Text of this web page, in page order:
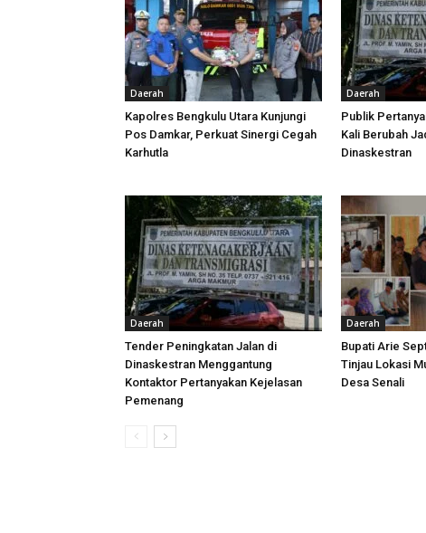
Daerah
Kapolres Bengkulu Utara Kunjungi
Pos Damkar, Perkuat Sinergi Cegah
Karhutla
Daerah
Publik
Kali Berubah
Dinaskestran
Daerah
Tender Peningkatan Jalan di
Dinaskestran Menggantung
Kontaktor Pertanyakan Kejelasan
Pemenang
Daerah
Bupati Arie
Tinjau Lokasi
Desa Senali